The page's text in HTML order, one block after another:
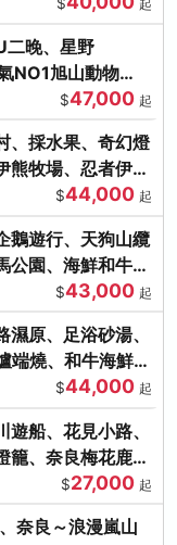
$ 起
二晚、星野
NO1旭山動物
$47,000 起
、採水果、奇幻燈
熊牧場、忍者伊達
$44,000 起
鵝遊行、天狗山纜
公園、海鮮和牛螃
$43,000 起
原、足浴砂湯、
端燒、和牛海鮮螃
$44,000 起
船、花見小路、
籠、奈良梅花鹿、
$27,000 起
奈良～浪漫嵐山